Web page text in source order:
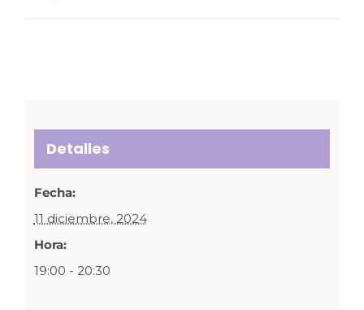
Detalles
Fecha:
11 diciembre, 2024
Hora:
19:00 - 20:30